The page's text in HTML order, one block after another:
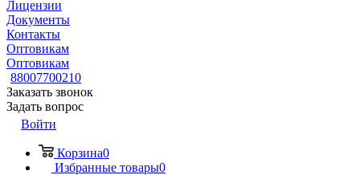
Лицензии
Документы
Контакты
Оптовикам
Оптовикам
88007700210
Заказать звонок
Задать вопрос
Войти
Корзина0
Избранные товары0